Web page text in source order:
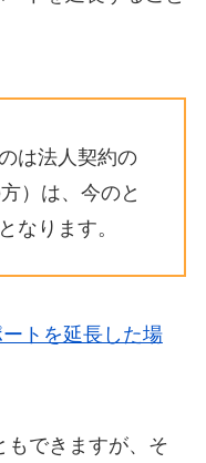
は法人契約の
）は、今のと
なります。
トを延長した場
もできますが、そ